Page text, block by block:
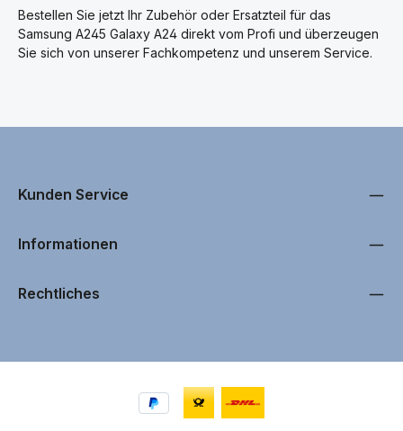
Bestellen Sie jetzt Ihr Zubehör oder Ersatzteil für das
Samsung A245 Galaxy A24 direkt vom Profi und überzeugen
Sie sich von unserer Fachkompetenz und unserem Service.
Kunden Service
Informationen
Rechtliches